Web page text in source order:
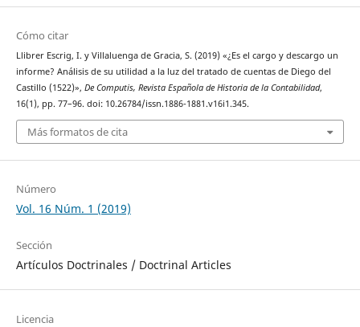
Cómo citar
Llibrer Escrig, I. y Villaluenga de Gracia, S. (2019) «¿Es el cargo y descargo un
informe? Análisis de su utilidad a la luz del tratado de cuentas de Diego del
Castillo (1522)», De Computis, Revista Española de Historia de la Contabilidad,
16(1), pp. 77–96. doi: 10.26784/issn.1886-1881.v16i1.345.
Más formatos de cita
Número
Vol. 16 Núm. 1 (2019)
Sección
Artículos Doctrinales / Doctrinal Articles
Licencia